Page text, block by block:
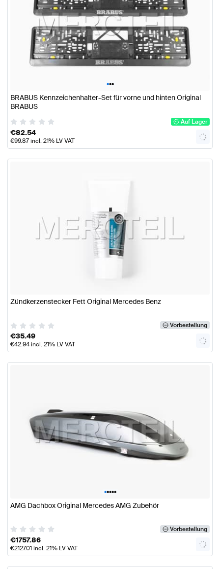
•••
BRABUS Kennzeichenhalter-Set für vorne und hinten Original
BRABUS
Auf Lager
€82.54
€99.87incl. 21% LV VAT
Zündkerzenstecker Fett Original Mercedes Benz
Vorbestellung
€35.49
€42.94incl. 21% LV VAT
•••••
AMG Dachbox Original Mercedes AMG Zubehör
Vorbestellung
€1757.86
€2127.01incl. 21% LV VAT